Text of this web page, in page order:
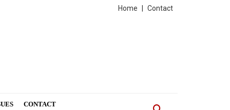
Contact
Home
CONTACT